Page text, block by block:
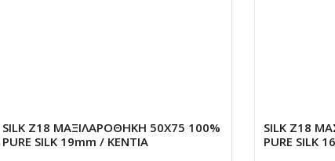
SILK Z18 ΜΑΞΙΛΑΡΟΘΗΚΗ 50Χ75 100%
PURE SILK 19mm / KENTIA
SILK Z18
PURE SILK